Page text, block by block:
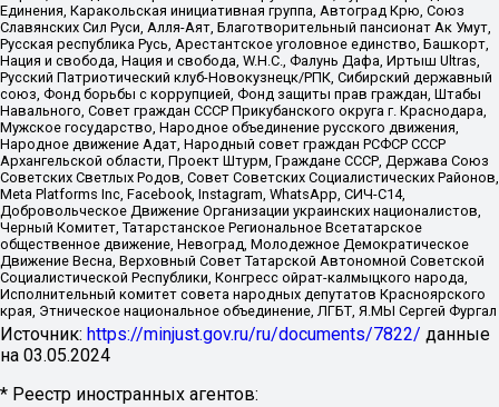
Единения, Каракольская инициативная группа, Автоград Крю, Союз
Славянских Сил Руси, Алля-Аят, Благотворительный пансионат Ак Умут,
Русская республика Русь, Арестантское уголовное единство, Башкорт,
Нация и свобода, Нация и свобода, W.H.С., Фалунь Дафа, Иртыш Ultras,
Русский Патриотический клуб-Новокузнецк/РПК, Сибирский державный
союз, Фонд борьбы с коррупцией, Фонд защиты прав граждан, Штабы
Навального, Совет граждан СССР Прикубанского округа г. Краснодара,
Мужское государство, Народное объединение русского движения,
Народное движение Адат, Народный совет граждан РСФСР СССР
Архангельской области, Проект Штурм, Граждане СССР, Держава Союз
Советских Светлых Родов, Совет Советских Социалистических Районов,
Meta Platforms Inc, Facebook, Instagram, WhatsApp, СИЧ-С14,
Добровольческое Движение Организации украинских националистов,
Черный Комитет, Татарстанское Региональное Всетатарское
общественное движение, Невоград, Молодежное Демократическое
Движение Весна, Верховный Совет Татарской Автономной Советской
Социалистической Республики, Конгресс ойрат-калмыцкого народа,
Исполнительный комитет совета народных депутатов Красноярского
края, Этническое национальное объединение, ЛГБТ, Я.МЫ Сергей Фургал
Источник: https://minjust.gov.ru/ru/documents/7822/ данные
на 03.05.2024
* Реестр иностранных агентов: